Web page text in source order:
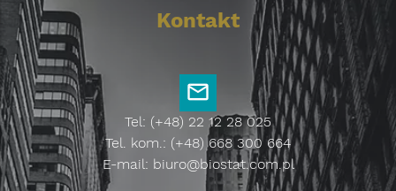
Kontakt
Tel: (+48) 22 12 28 025
Tel. kom.: (+48) 668 300 664
E-mail: biuro@biostat.com.pl